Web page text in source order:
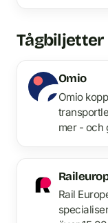
Tågbiljetter
Omio
Omio
mer - och
Rail